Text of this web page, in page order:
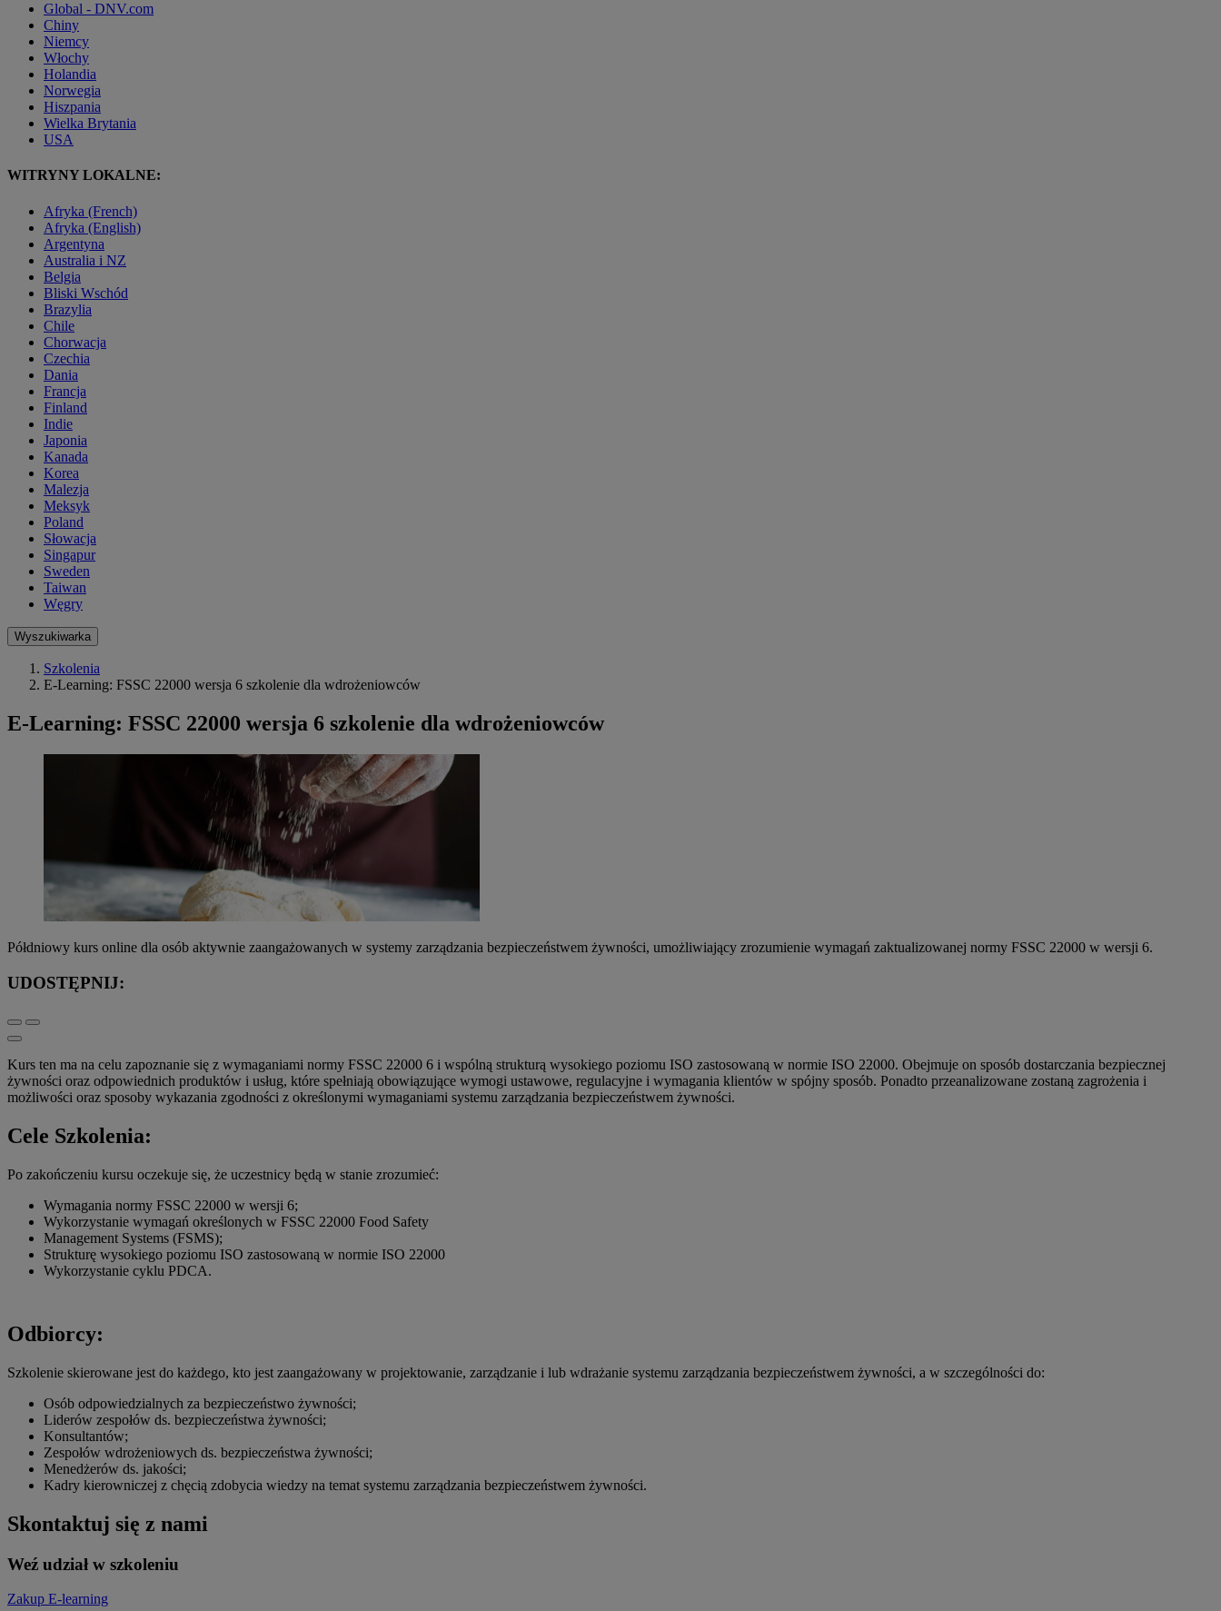
Global - DNV.com
Chiny
Niemcy
Włochy
Holandia
Norwegia
Hiszpania
Wielka Brytania
USA
WITRYNY LOKALNE:
Afryka (French)
Afryka (English)
Argentyna
Australia i NZ
Belgia
Bliski Wschód
Brazylia
Chile
Chorwacja
Czechia
Dania
Francja
Finland
Indie
Japonia
Kanada
Korea
Malezja
Meksyk
Poland
Słowacja
Singapur
Sweden
Taiwan
Węgry
Wyszukiwarka
Szkolenia
E-Learning: FSSC 22000 wersja 6 szkolenie dla wdrożeniowców
E-Learning: FSSC 22000 wersja 6 szkolenie dla wdrożeniowców
Półdniowy kurs online dla osób aktywnie zaangażowanych w systemy zarządzania bezpieczeństwem żywności, umożliwiający zrozumienie wymagań zaktualizowanej normy FSSC 22000 w wersji 6.
UDOSTĘPNIJ:
Kurs ten ma na celu zapoznanie się z wymaganiami normy FSSC 22000 6 i wspólną strukturą wysokiego poziomu ISO zastosowaną w normie ISO 22000. Obejmuje on sposób dostarczania bezpiecznej
żywności oraz odpowiednich produktów i usług, które spełniają obowiązujące wymogi ustawowe, regulacyjne i wymagania klientów w spójny sposób. Ponadto przeanalizowane zostaną zagrożenia i
możliwości oraz sposoby wykazania zgodności z określonymi wymaganiami systemu zarządzania bezpieczeństwem żywności.
Cele Szkolenia:
Po zakończeniu kursu oczekuje się, że uczestnicy będą w stanie zrozumieć:
Wymagania normy FSSC 22000 w wersji 6;
Wykorzystanie wymagań określonych w FSSC 22000 Food Safety
Management Systems (FSMS);
Strukturę wysokiego poziomu ISO zastosowaną w normie ISO 22000
Wykorzystanie cyklu PDCA.
Odbiorcy:
Szkolenie skierowane jest do każdego, kto jest zaangażowany w projektowanie, zarządzanie i lub wdrażanie systemu zarządzania bezpieczeństwem żywności, a w szczególności do:
Osób odpowiedzialnych za bezpieczeństwo żywności;
Liderów zespołów ds. bezpieczeństwa żywności;
Konsultantów;
Zespołów wdrożeniowych ds. bezpieczeństwa żywności;
Menedżerów ds. jakości;
Kadry kierowniczej z chęcią zdobycia wiedzy na temat systemu zarządzania bezpieczeństwem żywności.
Skontaktuj się z nami
Weź udział w szkoleniu
Zakup E-learning